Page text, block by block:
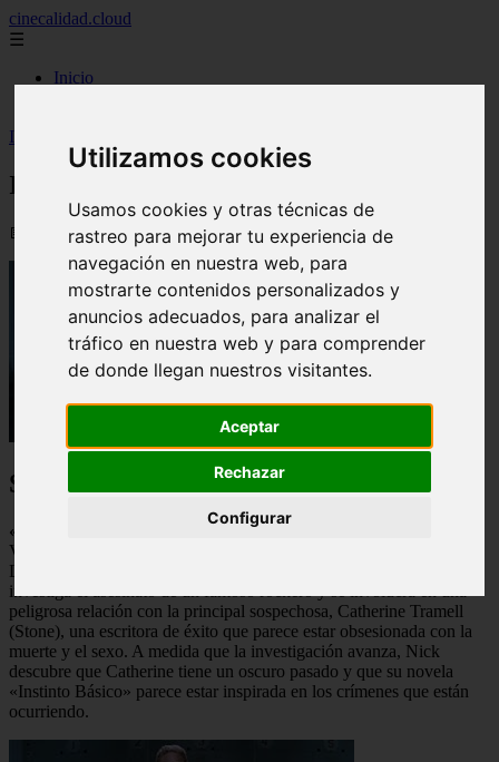
Utilizamos cookies
Usamos cookies y otras técnicas de
rastreo para mejorar tu experiencia de
navegación en nuestra web, para
mostrarte contenidos personalizados y
anuncios adecuados, para analizar el
tráfico en nuestra web y para comprender
de donde llegan nuestros visitantes.
Aceptar
Rechazar
Configurar
cinecalidad.cloud
☰
Inicio
Inicio
Instinto Básico ᐉ Final Explicado
📅 13/02/2026
Sinopsis de la Película:
«Instinto Básico»
es un thriller erótico de 1992 dirigido por Paul
Verhoeven y protagonizado por Michael Douglas y Sharon Stone.
La película sigue al detective Nick Curran (Douglas) mientras
investiga el asesinato de un famoso rockero y se involucra en una
peligrosa relación con la principal sospechosa, Catherine Tramell
(Stone), una escritora de éxito que parece estar obsesionada con la
muerte y el sexo. A medida que la investigación avanza, Nick
descubre que Catherine tiene un oscuro pasado y que su novela
«Instinto Básico» parece estar inspirada en los crímenes que están
ocurriendo.